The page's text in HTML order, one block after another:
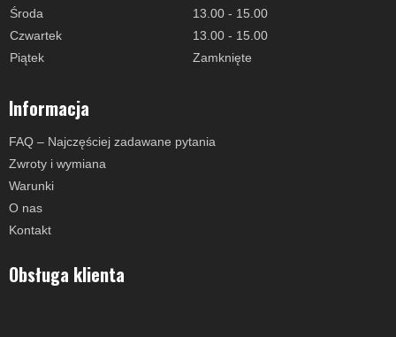
Środa
13.00 - 15.00
Czwartek
13.00 - 15.00
Piątek
Zamknięte
Informacja
FAQ – Najczęściej zadawane pytania
Zwroty i wymiana
Warunki
O nas
Kontakt
Obsługa klienta